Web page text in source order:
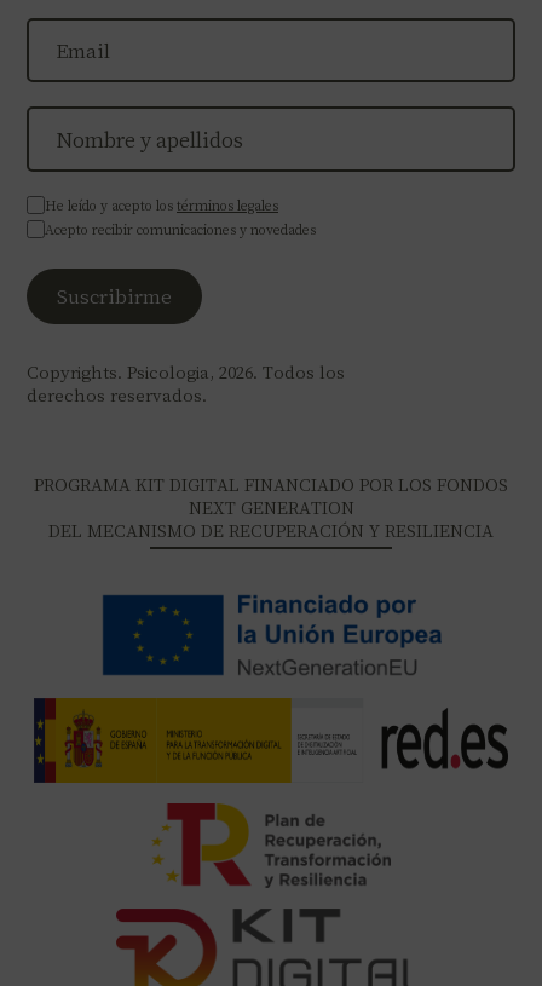
He leído y acepto los términos legales
Acepto recibir comunicaciones y novedades
Copyrights. Psicologia, 2026. Todos los
derechos reservados.
PROGRAMA KIT DIGITAL FINANCIADO POR LOS FONDOS
NEXT GENERATION
DEL MECANISMO DE RECUPERACIÓN Y RESILIENCIA